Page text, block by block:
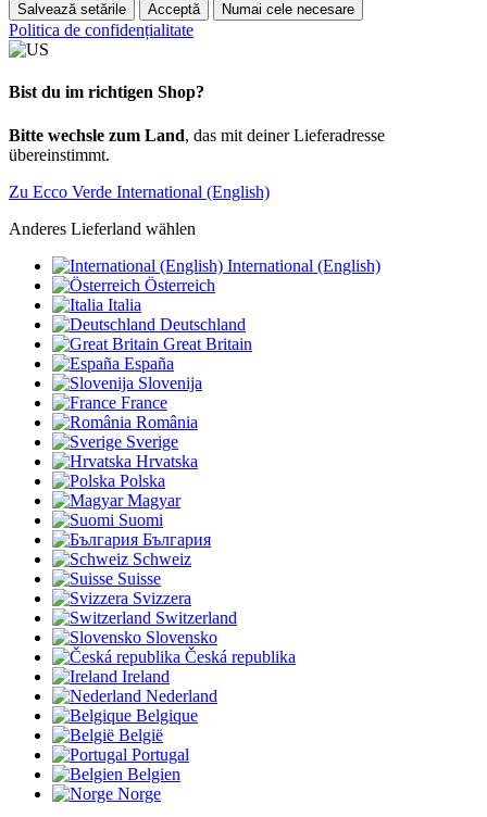
Salvează setările Acceptă Numai cele necesare
Politica de confidențialitate
Bist du im richtigen Shop?
Bitte wechsle zum Land, das mit deiner Lieferadresse
übereinstimmt.
Zu Ecco Verde International (English)
Anderes Lieferland wählen
International (English)
Österreich
Italia
Deutschland
Great Britain
España
Slovenija
France
România
Sverige
Hrvatska
Polska
Magyar
Suomi
България
Schweiz
Suisse
Svizzera
Switzerland
Slovensko
Česká republika
Ireland
Nederland
Belgique
België
Portugal
Belgien
Norge